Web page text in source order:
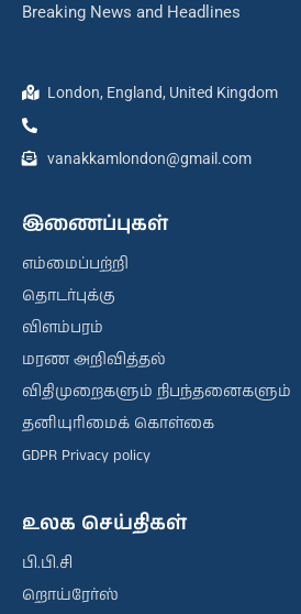
Breaking News and Headlines
London, England, United Kingdom
vanakkamlondon@gmail.com
இணைப்புகள்
எம்மைப்பற்றி
தொடர்புக்கு
விளம்பரம்
மரண அறிவித்தல்
விதிமுறைகளும் நிபந்தனைகளும்
தனியுரிமைக் கொள்கை
GDPR Privacy policy
உலக செய்திகள்
பி.பி.சி
றொய்ரேர்ஸ்